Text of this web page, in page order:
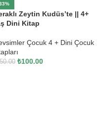
Zeytin Kudüs’te || 4+
Dini Kitap
Çocuk 4 + Dini Çocuk
₺100.00